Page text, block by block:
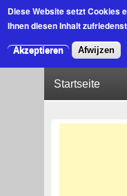
Diese Website setzt Cookies
Ihnen diesen Inhalt
Akzeptieren Afwijzen